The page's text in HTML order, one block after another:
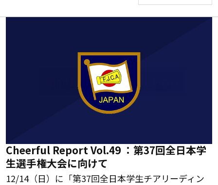
Cheerful Report Vol.49 ：第37回全日本学
生選手権大会に向けて
12/14（日）に「第37回全日本学生チアリーディン